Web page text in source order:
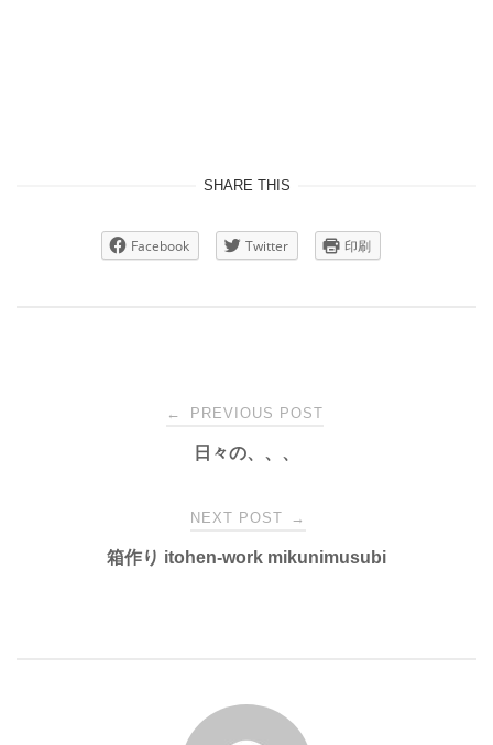
SHARE THIS
Facebook Twitter 印刷
← PREVIOUS POST
日々の、、、
NEXT POST →
箱作り itohen-work mikunimusubi